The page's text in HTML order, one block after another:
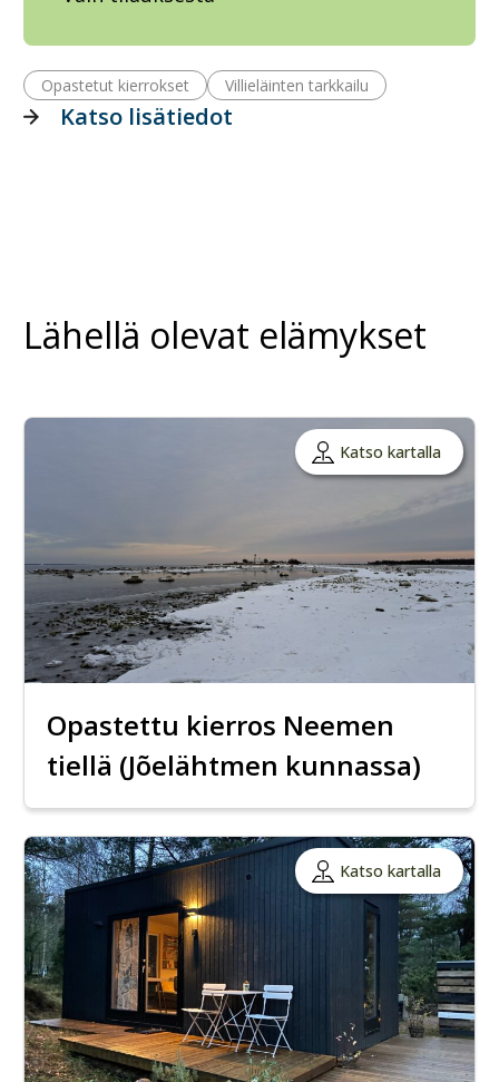
Opastetut kierrokset Villieläinten tarkkailu
Katso lisätiedot
Lähellä olevat elämykset
Katso kartalla
Opastettu kierros Neemen
tiellä (Jõelähtmen kunnassa)
Katso kartalla